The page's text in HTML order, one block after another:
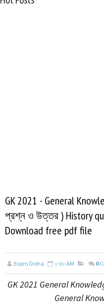
GK 2021 - General
প্রশ্ন ও উত্তর ) History
Download free pdf file
Exam Disha ৮:৪৮ AM 0
GK 2021 General
General